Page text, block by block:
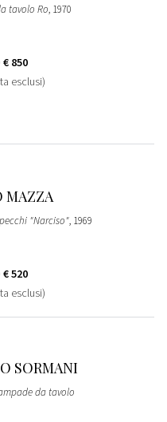
tavolo Ro, 1970
€ 850
esclusi)
MAZZA
"Narciso", 1969
€ 520
esclusi)
SORMANI
da tavolo